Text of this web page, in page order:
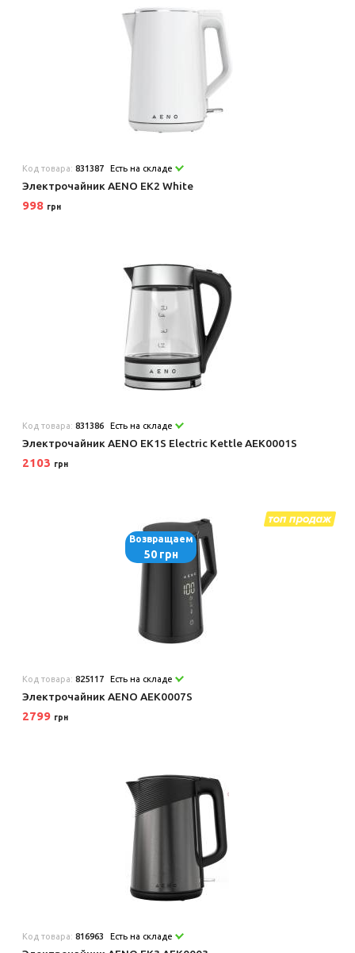
Код товара:831387 Есть на складе
Электрочайник AENO EK2 White
998 грн
Код товара:831386 Есть на складе
Электрочайник AENO EK1S Electric Kettle AEK0001S
2103 грн
Возвращаем
50 грн
Код товара:825117 Есть на складе
Электрочайник AENO AEK0007S
2799 грн
Код товара:816963 Есть на складе